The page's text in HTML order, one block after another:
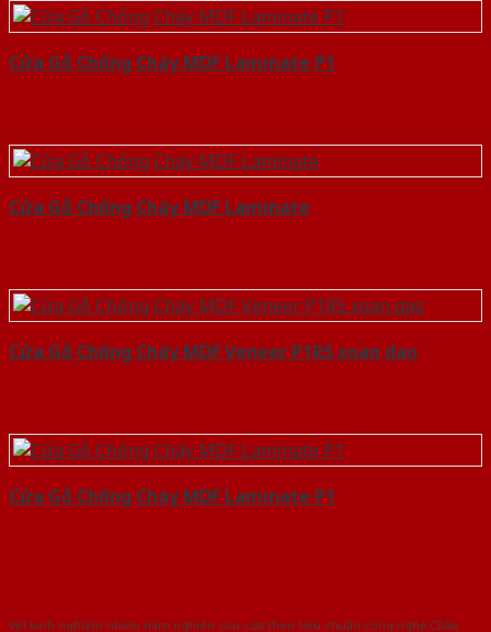
Cửa Gỗ Chống Cháy MDF Laminate P1
Cửa Gỗ Chống Cháy MDF Laminate
Cửa Gỗ Chống Cháy MDF Veneer P1R5 xoan dao
Cửa Gỗ Chống Cháy MDF Laminate P1
Với kinh nghiệm nhiêu năm nghiên cứu cửa theo tiêu chuẩn công nghệ Châu